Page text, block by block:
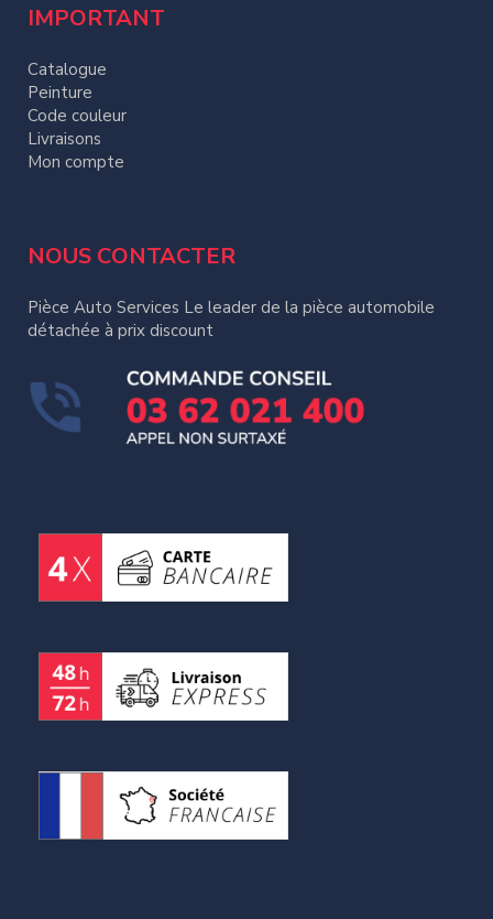
IMPORTANT
Catalogue
Peinture
Code couleur
Livraisons
Mon compte
NOUS CONTACTER
Pièce Auto Services Le leader de la pièce automobile
détachée à prix discount